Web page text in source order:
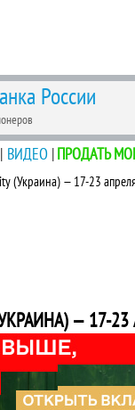
России
| ВИДЕО |ПРОДАТЬ
(Украина) — 17-23
— 17-